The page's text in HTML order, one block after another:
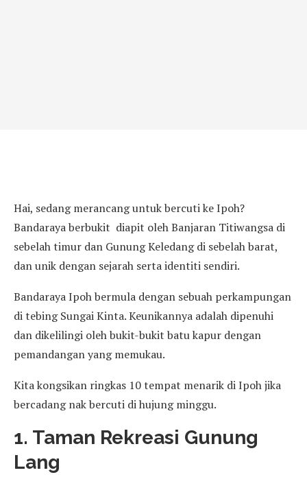
Hai, sedang merancang untuk bercuti ke Ipoh?
Bandaraya berbukit diapit oleh Banjaran Titiwangsa di
sebelah timur dan Gunung Keledang di sebelah barat,
dan unik dengan sejarah serta identiti sendiri.
Bandaraya Ipoh bermula dengan sebuah perkampungan
di tebing Sungai Kinta. Keunikannya adalah dipenuhi
dan dikelilingi oleh bukit-bukit batu kapur dengan
pemandangan yang memukau.
Kita kongsikan ringkas 10 tempat menarik di Ipoh jika
bercadang nak bercuti di hujung minggu.
1. Taman Rekreasi Gunung
Lang